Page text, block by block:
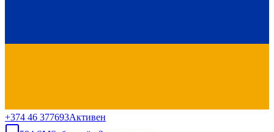
+374 46 377693Активен